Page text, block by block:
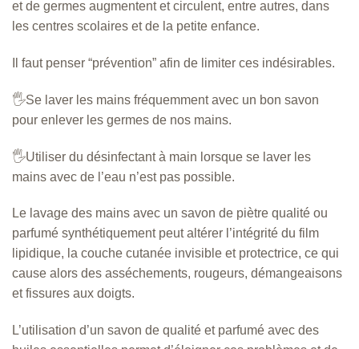
et de germes augmentent et circulent, entre autres, dans
les centres scolaires et de la petite enfance.
Il faut penser “prévention” afin de limiter ces indésirables.
🖐️Se laver les mains fréquemment avec un bon savon
pour enlever les germes de nos mains.
🖐️Utiliser du désinfectant à main lorsque se laver les
mains avec de l’eau n’est pas possible.
Le lavage des mains avec un savon de piètre qualité ou
parfumé synthétiquement peut altérer l’intégrité du film
lipidique, la couche cutanée invisible et protectrice, ce qui
cause alors des asséchements, rougeurs, démangeaisons
et fissures aux doigts.
L’utilisation d’un savon de qualité et parfumé avec des